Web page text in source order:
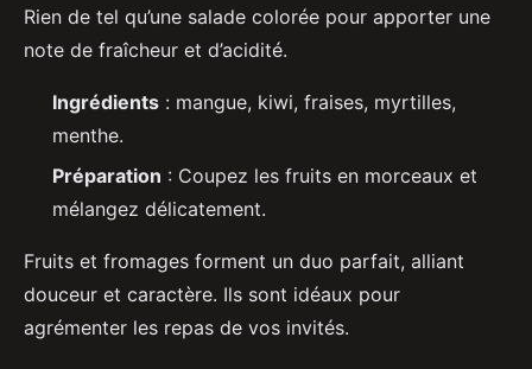
Rien de tel qu’une salade colorée pour apporter une
note de fraîcheur et d’acidité.
Ingrédients : mangue, kiwi, fraises, myrtilles,
menthe.
Préparation : Coupez les fruits en morceaux et
mélangez délicatement.
Fruits et fromages forment un duo parfait, alliant
douceur et caractère. Ils sont idéaux pour
agrémenter les repas de vos invités.